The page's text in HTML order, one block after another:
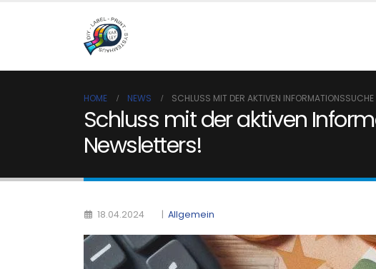
HOME NEWS SCHLUSS MIT DER AKTIVEN
Schluss mit der aktiven
Newsletters!
18.04.2024 | Allgemein